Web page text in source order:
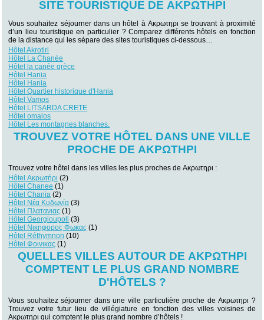
SITE TOURISTIQUE DE ΑΚΡΩΤΗΡΙ
Vous souhaitez séjourner dans un hôtel à Ακρωτηρι se trouvant à proximité
d’un lieu touristique en particulier ? Comparez différents hôtels en fonction
de la distance qui les sépare des sites touristiques ci-dessous…
Hôtel Akrotiri
Hôtel La Chanée
Hôtel la canée grèce
Hôtel Hania
Hôtel Hania
Hôtel Quartier historique d'Hania
Hôtel Vamos
Hôtel LITSARDA CRETE
Hôtel omalos
Hôtel Les montagnes blanches.
TROUVEZ VOTRE HÔTEL DANS UNE VILLE
PROCHE DE ΑΚΡΩΤΗΡΙ
Trouvez votre hôtel dans les villes les plus proches de Ακρωτηρι :
Hôtel Ακρωτήρι (2)
Hôtel Chanee (1)
Hôtel Chania (2)
Hôtel Νέα Κυδωνία (3)
Hôtel Πλατανιας (1)
Hôtel Georgioupoli (3)
Hôtel Νικηφορος Φωκας (1)
Hôtel Réthymnon (10)
Hôtel Φοινικας (1)
QUELLES VILLES AUTOUR DE ΑΚΡΩΤΗΡΙ
COMPTENT LE PLUS GRAND NOMBRE
D'HÔTELS ?
Vous souhaitez séjourner dans une ville particulière proche de Ακρωτηρι ?
Trouvez votre futur lieu de villégiature en fonction des villes voisines de
Ακρωτηρι qui comptent le plus grand nombre d’hôtels !